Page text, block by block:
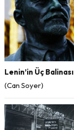
Lenin’in Üç Balinası
(Can Soyer)